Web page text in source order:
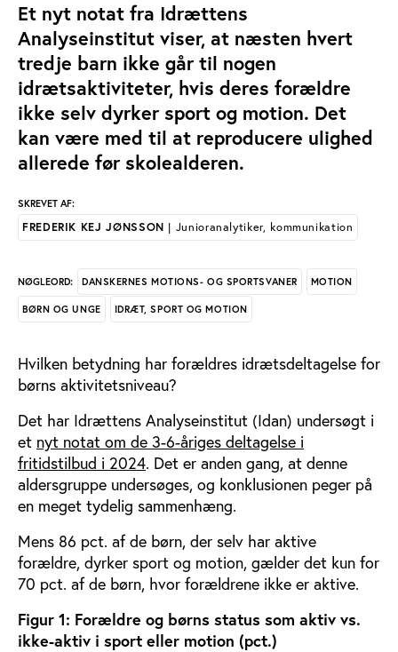
Et nyt notat fra Idrættens
Analyseinstitut viser, at næsten hvert
tredje barn ikke går til nogen
idrætsaktiviteter, hvis deres forældre
ikke selv dyrker sport og motion. Det
kan være med til at reproducere ulighed
allerede før skolealderen.
SKREVET AF:
FREDERIK KEJ JØNSSON | Junioranalytiker, kommunikation
NØGLEORD: DANSKERNES MOTIONS- OG SPORTSVANER MOTION
BØRN OG UNGE IDRÆT, SPORT OG MOTION
Hvilken betydning har forældres idrætsdeltagelse for
børns aktivitetsniveau?
Det har Idrættens Analyseinstitut (Idan) undersøgt i
et nyt notat om de 3-6-åriges deltagelse i
fritidstilbud i 2024. Det er anden gang, at denne
aldersgruppe undersøges, og konklusionen peger på
en meget tydelig sammenhæng.
Mens 86 pct. af de børn, der selv har aktive
forældre, dyrker sport og motion, gælder det kun for
70 pct. af de børn, hvor forældrene ikke er aktive.
Figur 1: Forældre og børns status som aktiv vs.
ikke-aktiv i sport eller motion (pct.)